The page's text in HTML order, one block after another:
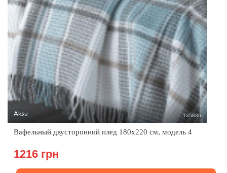
Aksu 135836
Вафельный двусторонний плед 180х220 см, модель 4
1216 грн